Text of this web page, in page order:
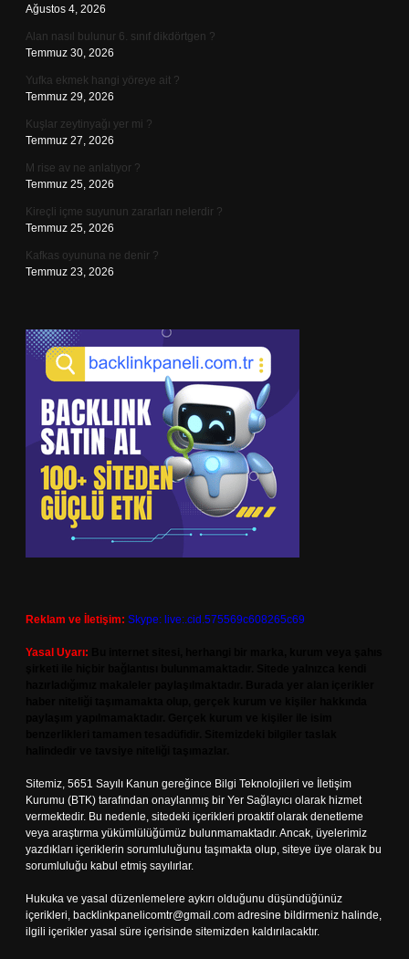
Ağustos 4, 2026
Alan nasıl bulunur 6. sınıf dikdörtgen ?
Temmuz 30, 2026
Yufka ekmek hangi yöreye ait ?
Temmuz 29, 2026
Kuşlar zeytinyağı yer mi ?
Temmuz 27, 2026
M rise av ne anlatıyor ?
Temmuz 25, 2026
Kireçli içme suyunun zararları nelerdir ?
Temmuz 25, 2026
Kafkas oyununa ne denir ?
Temmuz 23, 2026
Reklam ve İletişim: Skype: live:.cid.575569c608265c69
Yasal Uyarı:
Sitemiz, 5651 Sayılı Kanun gereğince Bilgi Teknolojileri ve İletişim
Kurumu (BTK) tarafından onaylanmış bir Yer Sağlayıcı olarak hizmet
vermektedir. Bu nedenle, sitedeki içerikleri proaktif olarak denetleme
veya araştırma yükümlülüğümüz bulunmamaktadır. Ancak, üyelerimiz
yazdıkları içeriklerin sorumluluğunu taşımakta olup, siteye üye olarak bu
sorumluluğu kabul etmiş sayılırlar.
Hukuka ve yasal düzenlemelere aykırı olduğunu düşündüğünüz
içerikleri, backlinkpanelicomtr@gmail.com adresine bildirmeniz halinde,
ilgili içerikler yasal süre içerisinde sitemizden kaldırılacaktır.